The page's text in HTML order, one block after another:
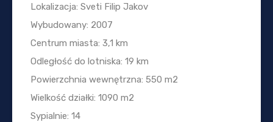
Lokalizacja: Sveti Filip Jakov
Wybudowany: 2007
Centrum miasta: 3,1 km
Odległość do lotniska: 19 km
Powierzchnia wewnętrzna: 550 m2
Wielkość działki: 1090 m2
Sypialnie: 14